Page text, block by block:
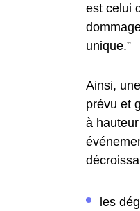
est celui
unique.”
Ainsi,
prévu et
à
les